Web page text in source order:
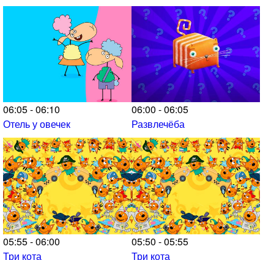
06:05 - 06:10
Отель у овечек
06:00 - 06:05
Развлечёба
05:55 - 06:00
Три кота
05:50 - 05:55
Три кота